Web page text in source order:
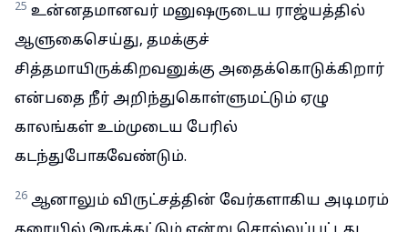
25 உன்னதமானவர் மனுஷருடைய ராஜ்யத்தில்
ஆளுகைசெய்து, தமக்குச்
சித்தமாயிருக்கிறவனுக்கு அதைக்கொடுக்கிறார்
என்பதை நீர் அறிந்துகொள்ளுமட்டும் ஏழு
காலங்கள் உம்முடைய பேரில்
கடந்துபோகவேண்டும்.
26 ஆனாலும் விருட்சத்தின் வேர்களாகிய அடிமரம்